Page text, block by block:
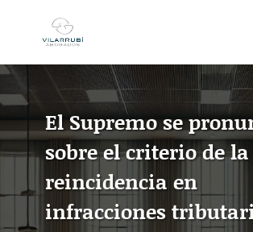
El Supremo se
sobre el criterio de la
reincidencia en
infracciones